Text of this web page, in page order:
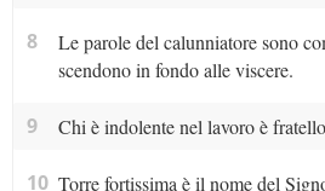
8
Le parole del calunniatore sono
scendono in fondo alle viscere.
9 Chi è indolente nel lavoro è
10 Torre fortissima è il nome del